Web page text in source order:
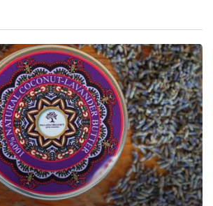
за питание и увлажнение.
в том, что они создают
на поверхности кожи и
В основе данного средства 7
компонент...